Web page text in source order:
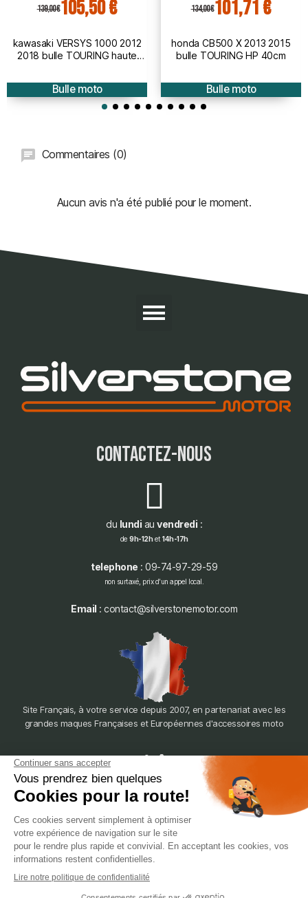
139,00 €105,50 €
kawasaki VERSYS 1000 2012
2018 bulle TOURING haute
Bulle moto
134,00 €101,71 €
honda CB500 X 2013 2015
bulle TOURING HP 40cm
Bulle moto
Commentaires (0)
Aucun avis n'a été publié pour le moment.
contactez-nous
du lundi au vendredi :
de 9h-12het 14h-17h
telephone : 09-74-97-29-59
non surtaxé, prix d'un appel local.
Email : contact@silverstonemotor.com
Site Français, à votre service depuis 2007, en partenariat avec les
grandes maques Françaises et Européennes d'accessoires moto
388 Av. Charles de Gaulle, 69200 Vénissieux